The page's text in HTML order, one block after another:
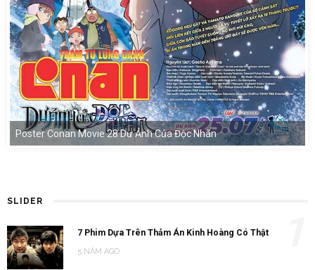
Poster Conan Movie 28 Dư Ảnh Của Độc Nhãn
SLIDER
7 Phim Dựa Trên Thảm Án Kinh Hoàng Có Thật
5 NĂM AGO